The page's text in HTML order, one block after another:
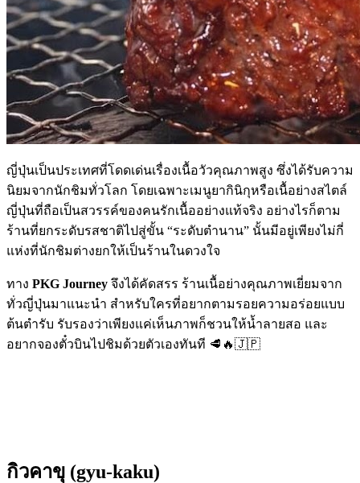
ญี่ปุ่นเป็นประเทศที่โดดเด่นเรื่องเนื้อวัวคุณภาพสูง ซึ่งได้รับความ
นิยมจากนักชิมทั่วโลก โดยเฉพาะเมนูยากินิกุหรือเนื้อย่างสไตล์
ญี่ปุ่นที่ถือเป็นสวรรค์ของคนรักเนื้ออย่างแท้จริง อย่างไรก็ตาม
ร้านที่ยกระดับรสชาติไปสู่ขั้น “ระดับตำนาน” นั้นมีอยู่เพียงไม่กี่
แห่งที่นักชิมต่างยกให้เป็นร้านในดวงใจ
ทาง PKG Journey จึงได้คัดสรร ร้านเนื้อย่างคุณภาพเยี่ยมจาก
ทั่วญี่ปุ่นมาแนะนำ สำหรับใครที่อยากตามรอยความอร่อยแบบ
ต้นตำรับ รับรองว่าเพียงแค่เห็นภาพก็ชวนให้น้ำลายสอ และ
อยากจองตั๋วบินไปชิมด้วยตัวเองทันที 🥩🔥🇯🇵
กิวคาขุ (gyu-kaku)